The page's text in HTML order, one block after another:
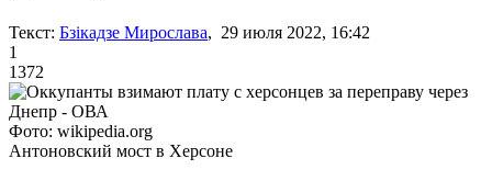
Текст: Бзікадзе Мирослава, 29 июля 2022, 16:42
1
1372
Фото: wikipedia.org
Антоновский мост в Херсоне